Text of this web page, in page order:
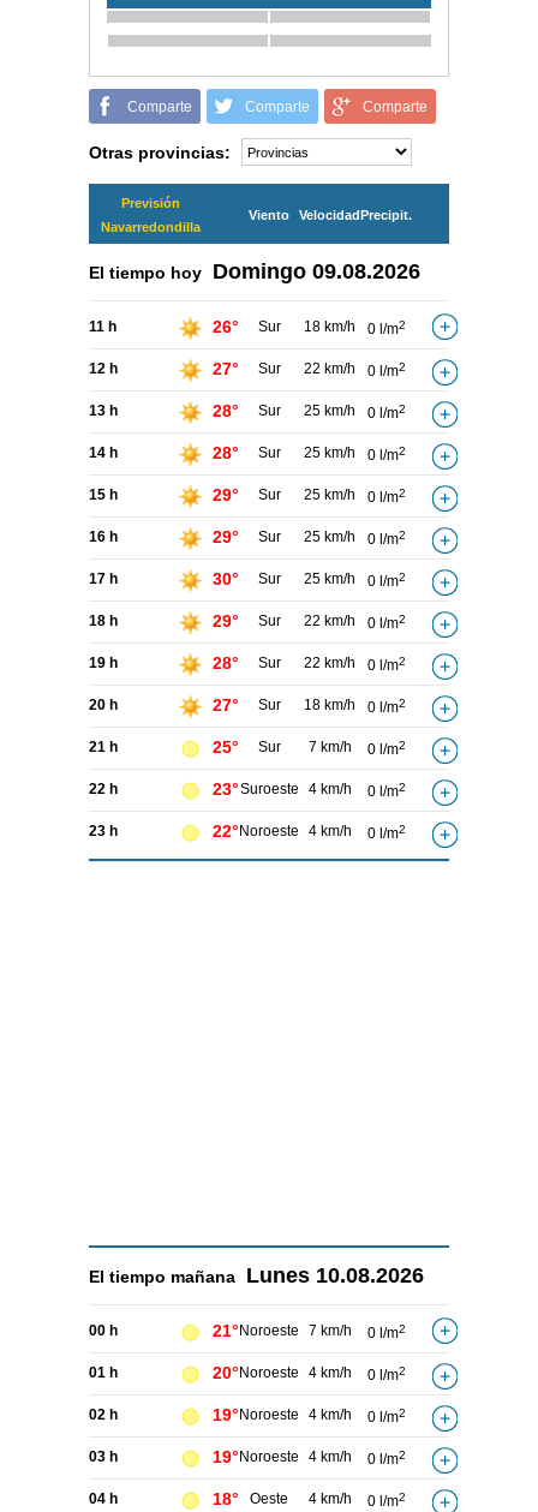
Comparte Comparte Comparte
Otras provincias:
Previsión
Navarredondilla
Viento Velocidad Precipit.
El tiempo hoy Domingo 09.08.2026
11 h 26° Sur 18 km/h 0 l/m2
12 h 27° Sur 22 km/h 0 l/m2
13 h 28° Sur 25 km/h 0 l/m2
14 h 28° Sur 25 km/h 0 l/m2
15 h 29° Sur 25 km/h 0 l/m2
16 h 29° Sur 25 km/h 0 l/m2
17 h 30° Sur 25 km/h 0 l/m2
18 h 29° Sur 22 km/h 0 l/m2
19 h 28° Sur 22 km/h 0 l/m2
20 h 27° Sur 18 km/h 0 l/m2
21 h 25° Sur 7 km/h 0 l/m2
22 h 23°Suroeste 4 km/h 0 l/m2
23 h 22° Noroeste 4 km/h 0 l/m2
El tiempo mañana Lunes 10.08.2026
00 h 21° Noroeste 7 km/h 0 l/m2
01 h 20° Noroeste 4 km/h 0 l/m2
02 h 19° Noroeste 4 km/h 0 l/m2
03 h 19° Noroeste 4 km/h 0 l/m2
04 h 18° Oeste 4 km/h 0 l/m2